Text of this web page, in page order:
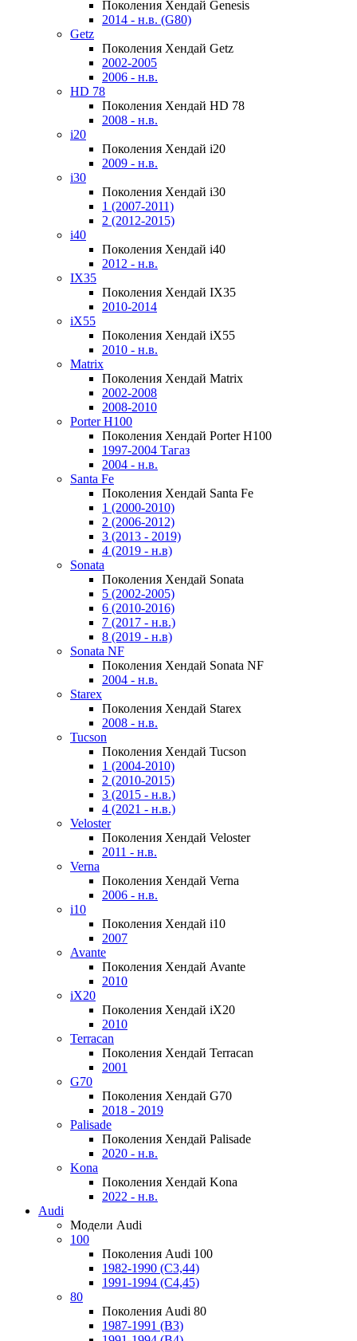
Поколения Хендай Genesis
2014 - н.в. (G80)
Getz
Поколения Хендай Getz
2002-2005
2006 - н.в.
HD 78
Поколения Хендай HD 78
2008 - н.в.
i20
Поколения Хендай i20
2009 - н.в.
i30
Поколения Хендай i30
1 (2007-2011)
2 (2012-2015)
i40
Поколения Хендай i40
2012 - н.в.
IX35
Поколения Хендай IX35
2010-2014
iX55
Поколения Хендай iX55
2010 - н.в.
Matrix
Поколения Хендай Matrix
2002-2008
2008-2010
Porter H100
Поколения Хендай Porter H100
1997-2004 Тагаз
2004 - н.в.
Santa Fe
Поколения Хендай Santa Fe
1 (2000-2010)
2 (2006-2012)
3 (2013 - 2019)
4 (2019 - н.в)
Sonata
Поколения Хендай Sonata
5 (2002-2005)
6 (2010-2016)
7 (2017 - н.в.)
8 (2019 - н.в)
Sonata NF
Поколения Хендай Sonata NF
2004 - н.в.
Starex
Поколения Хендай Starex
2008 - н.в.
Tucson
Поколения Хендай Tucson
1 (2004-2010)
2 (2010-2015)
3 (2015 - н.в.)
4 (2021 - н.в.)
Veloster
Поколения Хендай Veloster
2011 - н.в.
Verna
Поколения Хендай Verna
2006 - н.в.
i10
Поколения Хендай i10
2007
Avante
Поколения Хендай Avante
2010
iX20
Поколения Хендай iX20
2010
Terracan
Поколения Хендай Terracan
2001
G70
Поколения Хендай G70
2018 - 2019
Palisade
Поколения Хендай Palisade
2020 - н.в.
Kona
Поколения Хендай Kona
2022 - н.в.
Audi
Модели Audi
100
Поколения Audi 100
1982-1990 (С3,44)
1991-1994 (С4,45)
80
Поколения Audi 80
1987-1991 (B3)